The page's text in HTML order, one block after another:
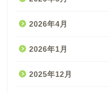
2026年4月
2026年1月
2025年12月